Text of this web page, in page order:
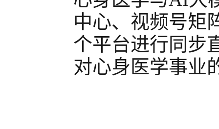
中心、视频号矩
个平台进行同步
对心身医学事业